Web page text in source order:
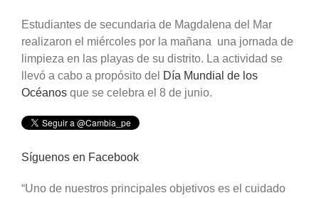
Estudiantes de secundaria de Magdalena del Mar
realizaron el miércoles por la mañana una jornada de
limpieza en las playas de su distrito. La actividad se
llevó a cabo a propósito del
Día Mundial de los
Océanos que se celebra el 8 de junio.
Síguenos en Facebook
“Uno de nuestros principales objetivos es el cuidado